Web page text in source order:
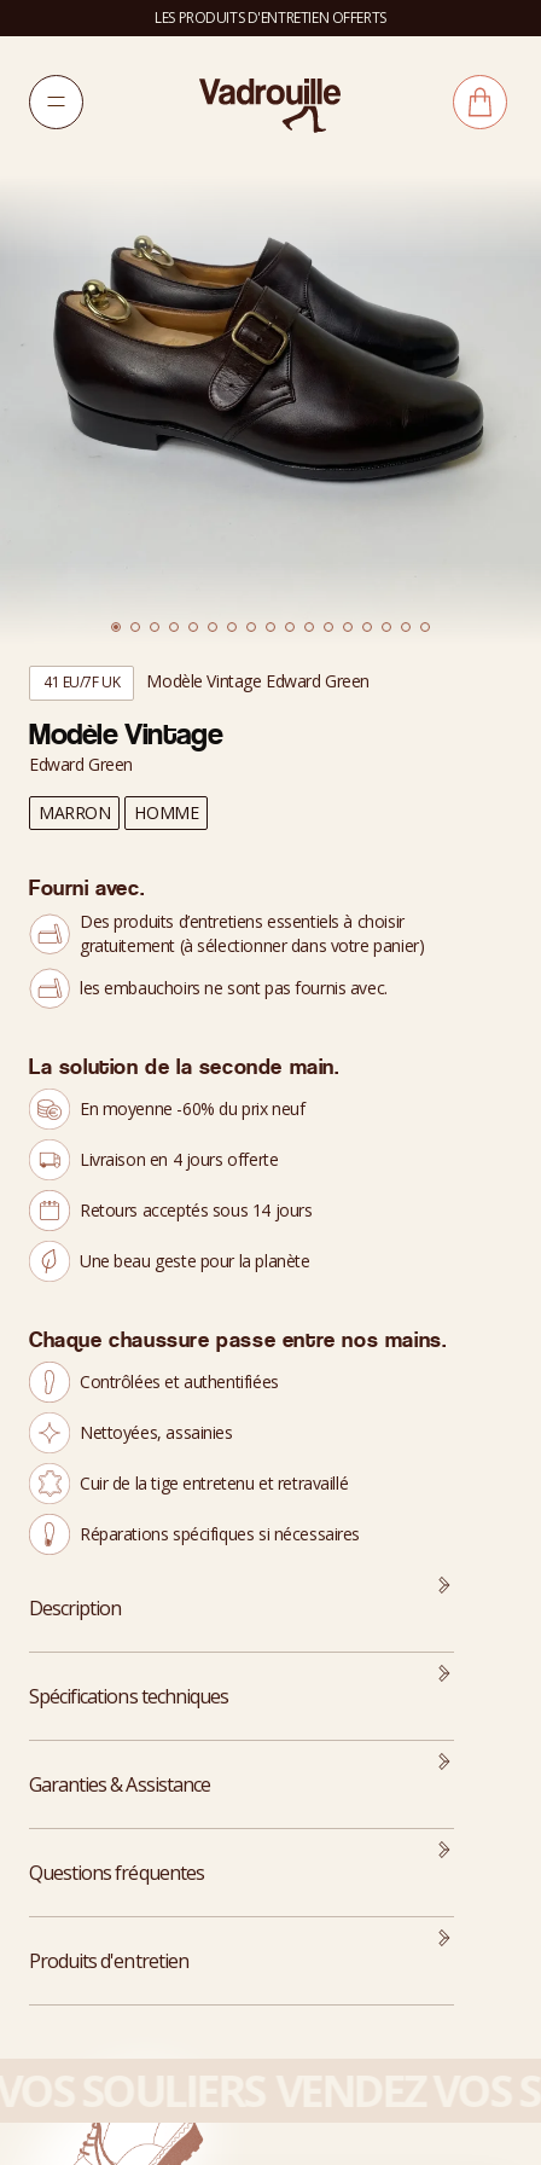
LES PRODUITS D'ENTRETIEN OFFERTS
41 EU/7F UK Modèle Vintage Edward Green
Modèle Vintage
Edward Green
MARRON HOMME
Fourni avec.
Des produits d’entretiens essentiels à choisir
gratuitement (à sélectionner dans votre panier)
les embauchoirs ne sont pas fournis avec.
La solution de la seconde main.
En moyenne -60% du prix neuf
Livraison en 4 jours offerte
Retours acceptés sous 14 jours
Une beau geste pour la planète
Chaque chaussure passe entre nos mains.
Contrôlées et authentifiées
Nettoyées, assainies
Cuir de la tige entretenu et retravaillé
Réparations spécifiques si nécessaires
Description
Spécifications techniques
Garanties & Assistance
Questions fréquentes
Produits d'entretien